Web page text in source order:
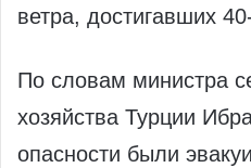
ветра, достигавших
По словам министра
хозяйства Турции
опасности были